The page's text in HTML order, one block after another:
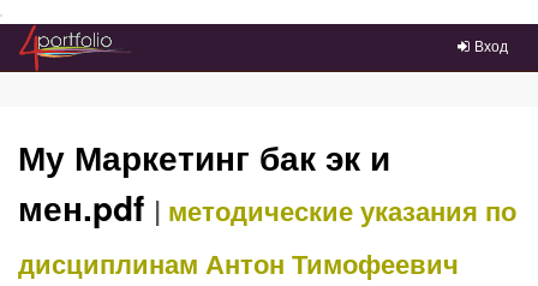
Преейти на главное меню
Вход
Му Маркетинг бак эк и
мен.pdf | методические указания по
дисциплинам Антон Тимофеевич